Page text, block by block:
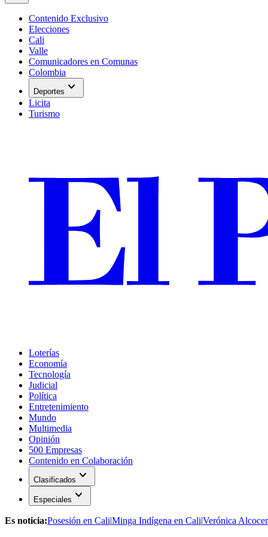
Contenido Exclusivo
Elecciones
Cali
Valle
Comunicadores en Comunas
Colombia
Deportes expand_more
Licita
Turismo
Loterías
Economía
Tecnología
Judicial
Política
Entretenimiento
Mundo
Multimedia
Opinión
500 Empresas
Contenido en Colaboración
Clasificados expand_more
Especiales expand_more
Es noticia:Posesión en Cali|Minga Indígena en Cali|Verónica Alcocer